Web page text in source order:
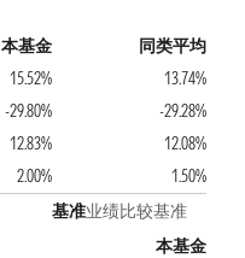
本基金
同类平均
15.52%
13.74%
-29.80%
-29.28%
12.83%
12.08%
2.00% 1.50%
基准业绩比较基准
本基金